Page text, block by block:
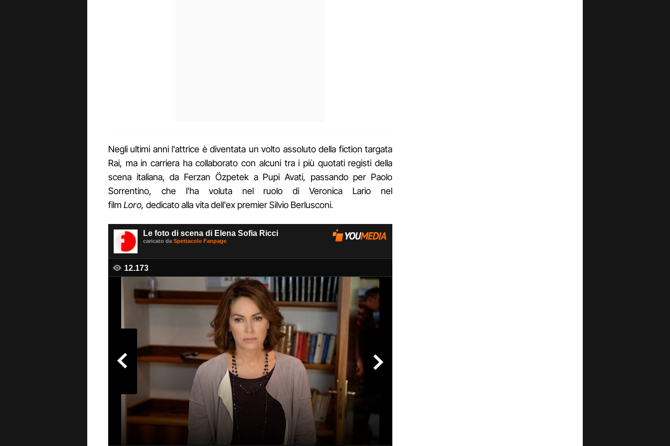
Negli ultimi anni l'attrice è diventata un volto assoluto della fiction targata
Rai, ma in carriera ha collaborato con alcuni tra i più quotati registi della
scena italiana, da Ferzan Özpetek a Pupi Avati, passando per Paolo
Sorrentino, che l'ha voluta nel ruolo di Veronica Lario nel
film Loro,dedicato alla vita dell'ex premier Silvio Berlusconi.